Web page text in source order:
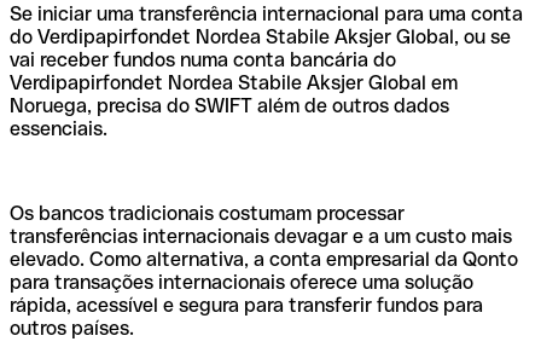
Se iniciar uma transferência internacional para uma conta
do Verdipapirfondet Nordea Stabile Aksjer Global, ou se
vai receber fundos numa conta bancária do
Verdipapirfondet Nordea Stabile Aksjer Global em
Noruega, precisa do SWIFT além de outros dados
essenciais.
Os bancos tradicionais costumam processar
transferências internacionais devagar e a um custo mais
elevado. Como alternativa, a conta empresarial da Qonto
para transações internacionais oferece uma solução
rápida, acessível e segura para transferir fundos para
outros países.